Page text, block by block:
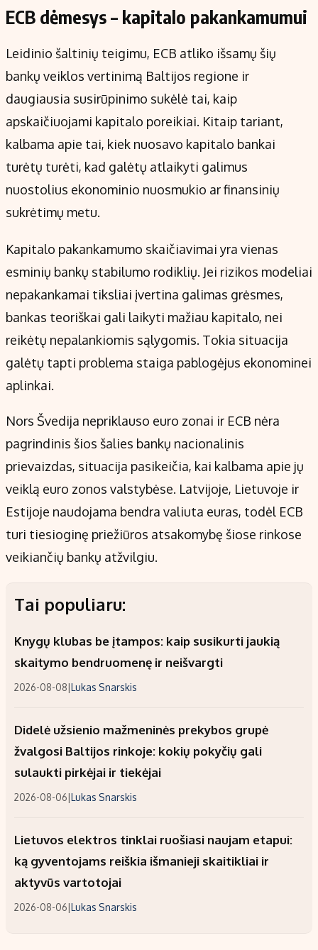
ECB dėmesys – kapitalo pakankamumui
Leidinio šaltinių teigimu, ECB atliko išsamų šių
bankų veiklos vertinimą Baltijos regione ir
daugiausia susirūpinimo sukėlė tai, kaip
apskaičiuojami kapitalo poreikiai. Kitaip tariant,
kalbama apie tai, kiek nuosavo kapitalo bankai
turėtų turėti, kad galėtų atlaikyti galimus
nuostolius ekonominio nuosmukio ar finansinių
sukrėtimų metu.
Kapitalo pakankamumo skaičiavimai yra vienas
esminių bankų stabilumo rodiklių. Jei rizikos modeliai
nepakankamai tiksliai įvertina galimas grėsmes,
bankas teoriškai gali laikyti mažiau kapitalo, nei
reikėtų nepalankiomis sąlygomis. Tokia situacija
galėtų tapti problema staiga pablogėjus ekonominei
aplinkai.
Nors Švedija nepriklauso euro zonai ir ECB nėra
pagrindinis šios šalies bankų nacionalinis
prievaizdas, situacija pasikeičia, kai kalbama apie jų
veiklą euro zonos valstybėse. Latvijoje, Lietuvoje ir
Estijoje naudojama bendra valiuta euras, todėl ECB
turi tiesioginę priežiūros atsakomybę šiose rinkose
veikiančių bankų atžvilgiu.
Tai populiaru:
Knygų klubas be įtampos: kaip susikurti jaukią
skaitymo bendruomenę ir neišvargti
2026-08-08|Lukas Snarskis
Didelė užsienio mažmeninės prekybos grupė
žvalgosi Baltijos rinkoje: kokių pokyčių gali
sulaukti pirkėjai ir tiekėjai
2026-08-06|Lukas Snarskis
Lietuvos elektros tinklai ruošiasi naujam etapui:
ką gyventojams reiškia išmanieji skaitikliai ir
aktyvūs vartotojai
2026-08-06|Lukas Snarskis